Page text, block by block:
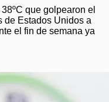
que golpearon el
de Estados Unidos a
el fin de semana ya